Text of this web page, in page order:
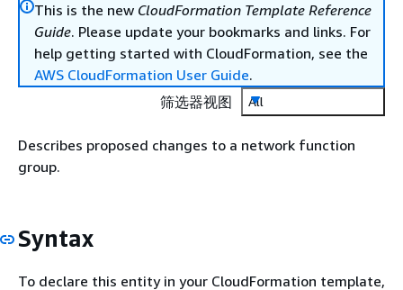
This is the new CloudFormation Template Reference
Guide. Please update your bookmarks and links. For
help getting started with CloudFormation, see the
AWS CloudFormation User Guide.
筛选器视图
All
Describes proposed changes to a network function
group.
Syntax
To declare this entity in your CloudFormation template,